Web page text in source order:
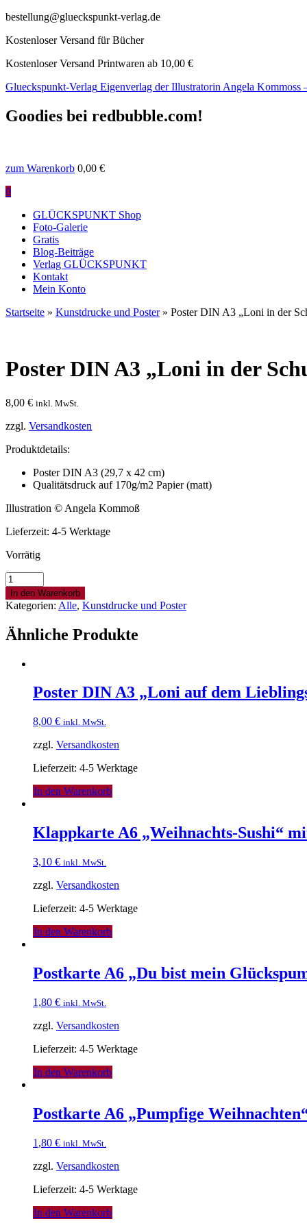
bestellung@glueckspunkt-verlag.de
Kostenloser Versand für Bücher
Kostenloser Versand Printwaren ab 10,00 €
Glueckspunkt-Verlag Eigenverlag der Illustratorin Angela
Goodies bei redbubble.com!
zum Warenkorb 0,00 €
0
GLÜCKSPUNKT Shop
Foto-Galerie
Gratis
Blog-Beiträge
Verlag GLÜCKSPUNKT
Kontakt
Mein Konto
Startseite » Kunstdrucke und Poster» Poster DIN A3 „Loni in der
Poster DIN A3 „Loni in der
8,00 € inkl. MwSt.
zzgl. Versandkosten
Produktdetails:
Poster DIN A3 (29,7 x 42 cm)
Qualitätsdruck auf 170g/m2 Papier (matt)
Illustration © Angela Kommoß
Lieferzeit: 4-5 Werktage
Vorrätig
Poster
DIN
A3
"Loni
in
der
Menge
In den Warenkorb
Kategorien: Alle, Kunstdrucke und Poster
Ähnliche Produkte
Poster DIN A3 „Loni auf dem
8,00 € inkl. MwSt.
zzgl. Versandkosten
Lieferzeit: 4-5 Werktage
In den Warenkorb
Klappkarte A6 „Weihnachts-Sushi“
3,10 € inkl. MwSt.
zzgl. Versandkosten
Lieferzeit: 4-5 Werktage
In den Warenkorb
Postkarte A6 „Du bist mein
1,80 € inkl. MwSt.
zzgl. Versandkosten
Lieferzeit: 4-5 Werktage
In den Warenkorb
Postkarte A6 „Pumpfige
1,80 € inkl. MwSt.
zzgl. Versandkosten
Lieferzeit: 4-5 Werktage
In den Warenkorb